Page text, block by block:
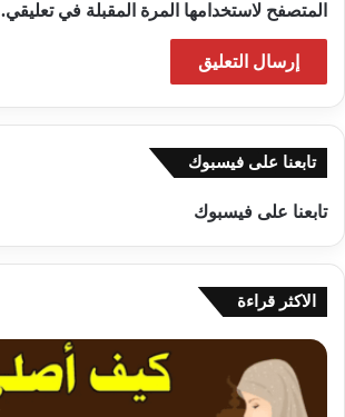
المتصفح لاستخدامها المرة المقبلة في تعليقي.
تابعنا على فيسبوك
تابعنا على فيسبوك
الاكثر قراءة